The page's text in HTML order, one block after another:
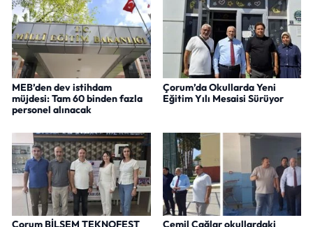
MEB’den dev istihdam
müjdesi: Tam 60 binden fazla
personel alınacak
Çorum’da Okullarda Yeni
Eğitim Yılı Mesaisi Sürüyor